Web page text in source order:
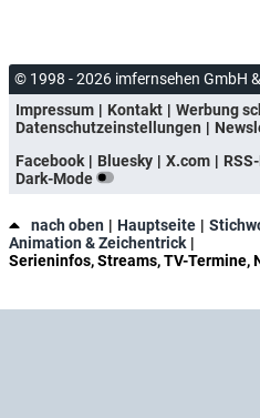
© 1998 - 2026 imfernsehen GmbH
Impressum
Kontakt Werbung
Datenschutzeinstellungen
Facebook
Bluesky X.com
Dark-Mode
nach oben Hauptseite
Animation & Zeichentrick
Serieninfos, Streams, TV-Termine,